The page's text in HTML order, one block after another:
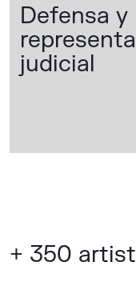
Defensa y
judicial
+ 350